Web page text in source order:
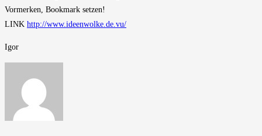
Vormerken, Bookmark setzen!
LINK http://www.ideenwolke.de.vu/
Igor